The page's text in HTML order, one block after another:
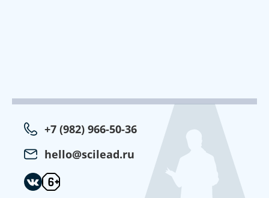
+7 (982) 966-50-36
hello@scilead.ru